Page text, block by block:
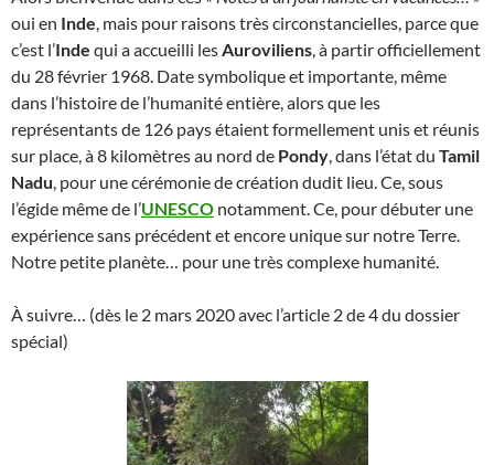
oui en Inde, mais pour raisons très circonstancielles, parce que
c’est l’Inde qui a accueilli lesAuroviliens, à partir officiellement
du 28 février 1968. Date symbolique et importante, même
dans l’histoire de l’humanité entière, alors que les
représentants de 126 pays étaient formellement unis et réunis
sur place, à 8 kilomètres au nord de Pondy, dans l’état du Tamil
Nadu, pour une cérémonie de création dudit lieu. Ce, sous
l’égide même de l’UNESCO notamment. Ce, pour débuter une
expérience sans précédent et encore unique sur notre Terre.
Notre petite planète… pour une très complexe humanité.
À suivre… (dès le 2 mars 2020 avec l’article 2 de 4 du dossier
spécial)